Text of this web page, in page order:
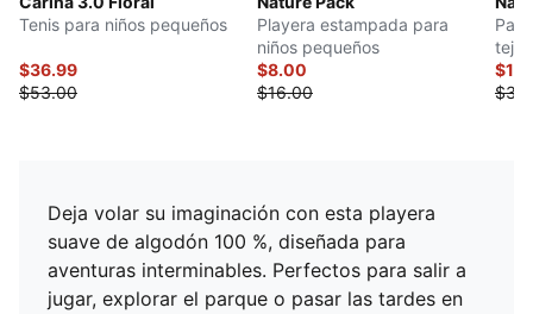
Tenis para niños pequeños
$36.99
$53.00
Playera estampada para
niños pequeños
$8.00
$16.00
Deja volar su imaginación con esta playera
suave de algodón 100 %, diseñada para
aventuras interminables. Perfectos para salir a
jugar, explorar el parque o pasar las tardes en